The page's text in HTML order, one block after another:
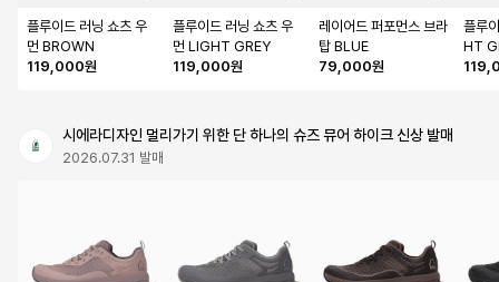
플루이드 러닝 쇼츠 우
먼 BROWN
119,000원
플루이드 러닝 쇼츠 우
먼 LIGHT GREY
119,000원
레이어드 퍼포먼스 브라
탑 BLUE
79,000원
플루
HT
시에라디자인 멀리가기 위한 단 하나의 슈즈 뮤어 하이크 신상 발매
2026.07.31 발매